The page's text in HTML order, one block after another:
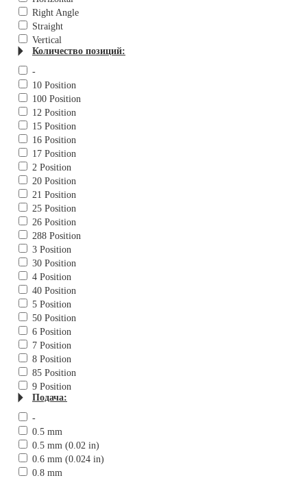
Right Angle
Straight
Vertical
Количество позиций:
-
10 Position
100 Position
12 Position
15 Position
16 Position
17 Position
2 Position
20 Position
21 Position
25 Position
26 Position
288 Position
3 Position
30 Position
4 Position
40 Position
5 Position
50 Position
6 Position
7 Position
8 Position
85 Position
9 Position
Подача:
-
0.5 mm
0.5 mm (0.02 in)
0.6 mm (0.024 in)
0.8 mm